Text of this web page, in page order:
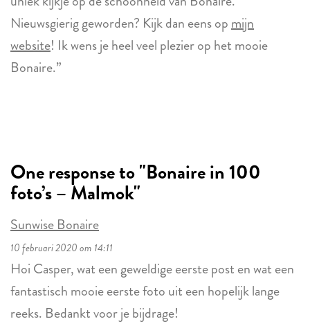
Nieuwsgierig geworden? Kijk dan eens opmijn
website! Ik wens je heel veel plezier op het mooie
Bonaire.”
One response to "Bonaire in 100
foto’s – Malmok"
Sunwise Bonaire
10 februari 2020 om 14:11
Hoi Casper, wat een geweldige eerste post en wat een
fantastisch mooie eerste foto uit een hopelijk lange
reeks. Bedankt voor je bijdrage!